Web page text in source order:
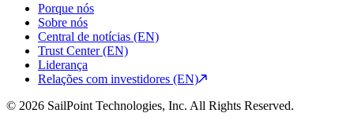
Porque nós
Sobre nós
Central de notícias (EN)
Trust Center (EN)
Liderança
Relações com investidores (EN)
© 2026 SailPoint Technologies, Inc. All Rights Reserved.